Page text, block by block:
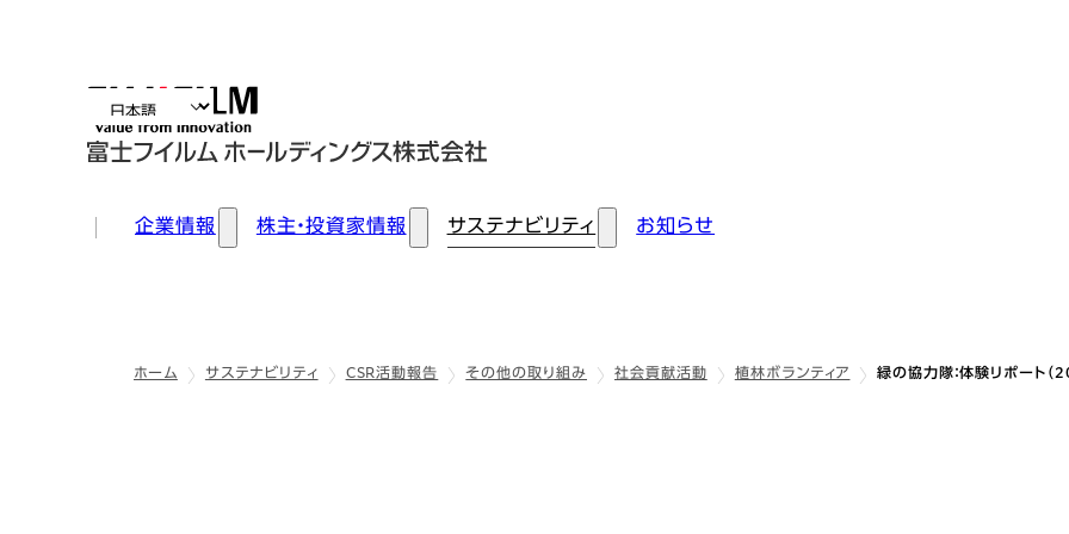
企業情報 株主・投資家情報 サステナビリティ お知らせ
ホーム サステナビリティ CSR活動報告 その他の取り組み 社会貢献活動 植林ボランティア 緑の協力隊：体験リポート（